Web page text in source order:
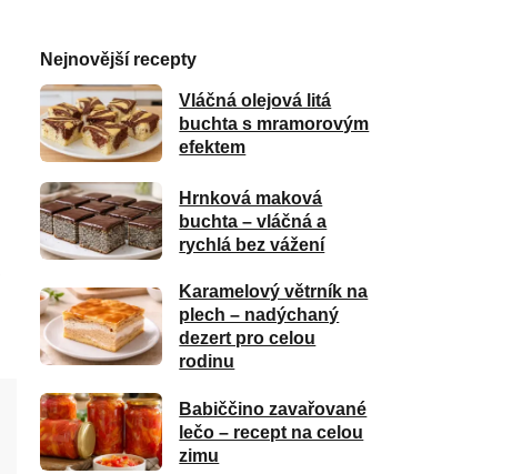
Nejnovější recepty
Vláčná olejová litá
buchta s mramorovým
efektem
Hrnková maková
buchta – vláčná a
rychlá bez vážení
Karamelový větrník na
plech – nadýchaný
dezert pro celou
rodinu
Babiččino zavařované
lečo – recept na celou
zimu